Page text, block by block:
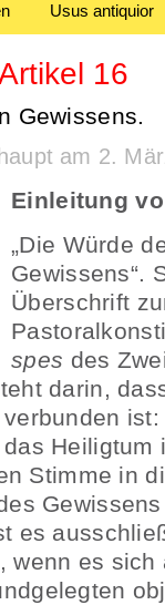
Usus antiquior
16
Gewissens.
am 2.
Einleitung
„Die Würde
Gewissens“.
Überschrift
spes des
darin,
Heiligtum
Stimme in
es
wenn es sich